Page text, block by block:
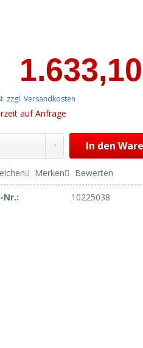
zzgl. Versandkosten
auf Anfrage
In den
Merken Bewerten
10225038